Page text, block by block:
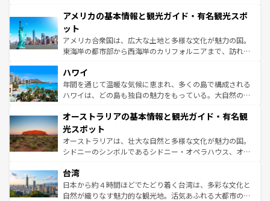
ンツ一覧を参照してほしい。
の建物がそのまま残る町や、スイスならではのユニークな
博物館もあり、アルプス観光だけでなく町歩きも満喫する
ことができる。国民の所得が高いため物価も高いが、旅行
者向けの交通パス提供のサービスもあり、うまく活用すれ
着のスイス情報は
アメリカの基本情報と観光ガイド・有名観光スポ
ット
アメリカ合衆国は、広大な土地と多様な文化が魅力の国。
東海岸の都市部から西海岸のカリフォルニアまで、訪れる
のような巨大都市は、観光、ショッピング、エンターテイ
ンメントが詰まった刺激的なスポットだ。一方、アメリカ
西部には大自然が広がり、グランドキャニオンやイエロー
部のニューオーリンズでは、音楽と美食が融合した独特の
文化が魅力。旅行者はアメリカの各地域で異なる魅力を楽
しみながら、その多様性と豊かな歴史を感じることができ
るだろう。車でのロードトリップや列車の旅も、アメリカ
情報は
ハワイ
年間を通じて温暖な気候に恵まれ、多くの島で構成される
ハワイは、どの島も独自の魅力をもっている。大自然の神
ワイ島は見逃せない。また、定番の観光地といえばオアフ
島だが、静かな自然を求めるならマウイ島やカウアイ島が
おすすめ。エメラルドグリーンに輝く海をはじめ、豊かな
文化や歴史が息づいている。「アロハスピリット」と呼ば
人々、おいしいローカルフードやハワイアンミュージッ
ク、伝統的なフラダンスなど、すべてがハワイの魅力を彩
っている。訪れるたびに新しい発見と感動が待っているハ
オーストラリアの基本情報と観光ガイド・有名観
光スポット
オーストラリアは、壮大な自然と多様な文化が魅力の国。
シドニーのシンボルであるシドニー・オペラハウス、オー
リアリーフや大陸中央部にそびえるウルル（エアーズロッ
ク）、タスマニアの美しい原生林やケアンズの熱帯雨林な
ど、見どころがたくさん。また、カフェやワイン、オージ
台湾
日本から約４時間ほどでたどり着く台湾は、多彩な文化と
自然が織りなす魅力的な観光地。活気あふれる大都市の台